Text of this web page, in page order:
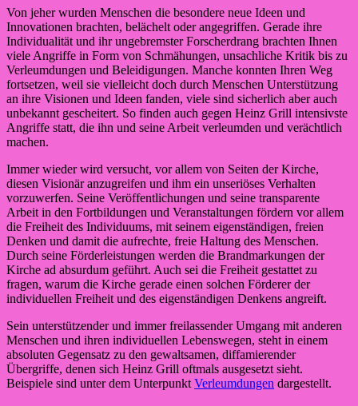
Von jeher wurden Menschen die besondere neue Ideen und
Innovationen brachten, belächelt oder angegriffen. Gerade ihre
Individualität und ihr ungebremster Forscherdrang brachten Ihnen
viele Angriffe in Form von Schmähungen, unsachliche Kritik bis zu
Verleumdungen und Beleidigungen. Manche konnten Ihren Weg
fortsetzen, weil sie vielleicht doch durch Menschen Unterstützung
an ihre Visionen und Ideen fanden, viele sind sicherlich aber auch
unbekannt gescheitert. So finden auch gegen Heinz Grill intensivste
Angriffe statt, die ihn und seine Arbeit verleumden und verächtlich
machen.
Immer wieder wird versucht, vor allem von Seiten der Kirche,
diesen Visionär anzugreifen und ihm ein unseriöses Verhalten
vorzuwerfen. Seine Veröffentlichungen und seine transparente
Arbeit in den Fortbildungen und Veranstaltungen fördern vor allem
die Freiheit des Individuums, mit seinem eigenständigen, freien
Denken und damit die aufrechte, freie Haltung des Menschen.
Durch seine Förderleistungen werden die Brandmarkungen der
Kirche ad absurdum geführt. Auch sei die Freiheit gestattet zu
fragen, warum die Kirche gerade einen solchen Förderer der
individuellen Freiheit und des eigenständigen Denkens angreift.
Sein unterstützender und immer freilassender Umgang mit anderen
Menschen und ihren individuellen Lebenswegen, steht in einem
absoluten Gegensatz zu den gewaltsamen, diffamierender
Übergriffe, denen sich Heinz Grill oftmals ausgesetzt sieht.
Beispiele sind unter dem Unterpunkt Verleumdungen dargestellt.